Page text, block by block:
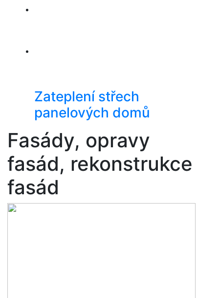
Zateplení střech
panelových domů
Fasády, opravy
fasád, rekonstrukce
fasád